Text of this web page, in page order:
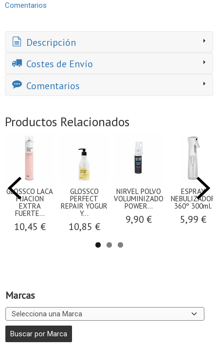
Marcas
Comentarios
Descripción
Costes de Envío
Comentarios
Productos Relacionados
GLOSSCO LACA
FIJACION
EXTRA
FUERTE...
10,45 €
GLOSSCO
PERFECT
REPAIR YOGUR
Y...
10,85 €
NIRVEL POLVO
VOLUMINIZADOR
POWER...
9,90 €
ESPRAY
NEBULIZADOR
360º 300ml.
5,99 €